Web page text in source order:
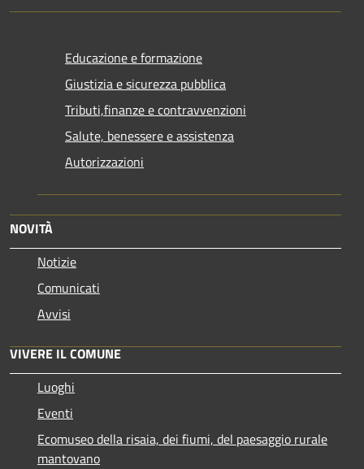
Educazione e formazione
Giustizia e sicurezza pubblica
Tributi,finanze e contravvenzioni
Salute, benessere e assistenza
Autorizzazioni
NOVITÀ
Notizie
Comunicati
Avvisi
VIVERE IL COMUNE
Luoghi
Eventi
Ecomuseo della risaia, dei fiumi, del paesaggio rurale
mantovano